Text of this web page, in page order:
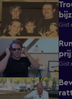
1:59
2:06
1:54